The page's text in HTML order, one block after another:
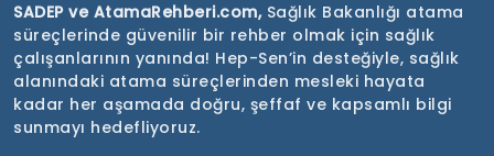
SADEP ve AtamaRehberi.com, Sağlık Bakanlığı atama
süreçlerinde güvenilir bir rehber olmak için sağlık
çalışanlarının yanında! Hep-Sen’in desteğiyle, sağlık
alanındaki atama süreçlerinden mesleki hayata
kadar her aşamada doğru, şeffaf ve kapsamlı bilgi
sunmayı hedefliyoruz.